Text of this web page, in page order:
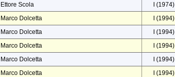
Ettore Scola
I (1974)
Marco Dolcetta
I (1994)
Marco Dolcetta
I (1994)
Marco Dolcetta
I (1994)
Marco Dolcetta
I (1994)
Marco Dolcetta I (1994)